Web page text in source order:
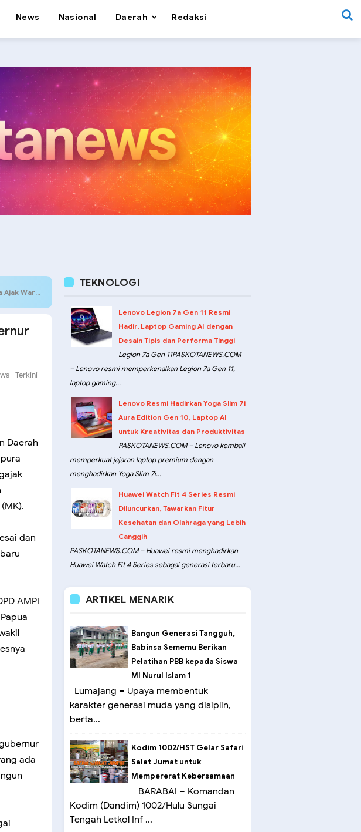
News Nasional Daerah Redaksi
Gubernur Terpilih
Terkini
Daerah
dan
AMPI
ada
TEKNOLOGI
Lenovo Legion 7a Gen 11 Resmi
Hadir, Laptop Gaming AI dengan
Desain Tipis dan Performa Tinggi
Legion 7a Gen 11PASKOTANEWS.COM
– Lenovo resmi memperkenalkan Legion 7a Gen 11,
laptop gaming...
Lenovo Resmi Hadirkan Yoga Slim 7i
Aura Edition Gen 10, Laptop AI
untuk Kreativitas dan Produktivitas
PASKOTANEWS.COM – Lenovo kembali
memperkuat jajaran laptop premium dengan
menghadirkan Yoga Slim 7i...
Huawei Watch Fit 4 Series Resmi
Diluncurkan, Tawarkan Fitur
Kesehatan dan Olahraga yang Lebih
Canggih
PASKOTANEWS.COM – Huawei resmi menghadirkan
Huawei Watch Fit 4 Series sebagai generasi terbaru...
ARTIKEL MENARIK
Bangun Generasi Tangguh,
Babinsa Sememu Berikan
Pelatihan PBB kepada Siswa
MI Nurul Islam 1
Lumajang – Upaya membentuk
karakter generasi muda yang disiplin,
berta...
Kodim 1002/HST Gelar Safari
Salat Jumat untuk
Mempererat Kebersamaan
BARABAI – Komandan
Kodim (Dandim) 1002/Hulu Sungai
Tengah Letkol Inf ...